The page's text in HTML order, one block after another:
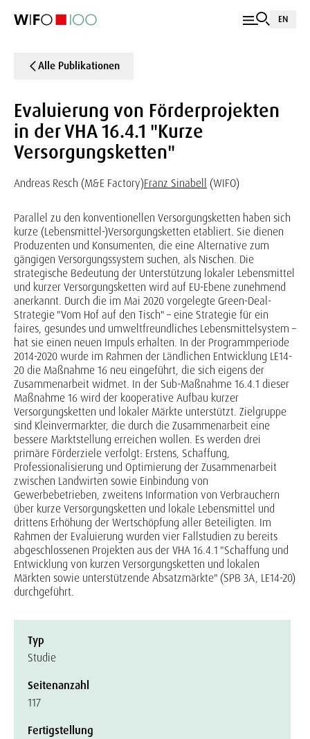
EN
Alle Publikationen
Evaluierung von Förderprojekten
in der VHA 16.4.1 "Kurze
Versorgungsketten"
Andreas Resch (M&E Factory)Franz Sinabell (WIFO)
Parallel zu den konventionellen Versorgungsketten haben sich
kurze (Lebensmittel-)Versorgungsketten etabliert. Sie dienen
Produzenten und Konsumenten, die eine Alternative zum
gängigen Versorgungssystem suchen, als Nischen. Die
strategische Bedeutung der Unterstützung lokaler Lebensmittel
und kurzer Versorgungsketten wird auf EU-Ebene zunehmend
anerkannt. Durch die im Mai 2020 vorgelegte Green-Deal-
Strategie "Vom Hof auf den Tisch" – eine Strategie für ein
faires, gesundes und umweltfreundliches Lebensmittelsystem –
hat sie einen neuen Impuls erhalten. In der Programmperiode
2014-2020 wurde im Rahmen der Ländlichen Entwicklung LE14-
20 die Maßnahme 16 neu eingeführt, die sich eigens der
Zusammenarbeit widmet. In der Sub-Maßnahme 16.4.1 dieser
Maßnahme 16 wird der kooperative Aufbau kurzer
Versorgungsketten und lokaler Märkte unterstützt. Zielgruppe
sind Kleinvermarkter, die durch die Zusammenarbeit eine
bessere Marktstellung erreichen wollen. Es werden drei
primäre Förderziele verfolgt: Erstens, Schaffung,
Professionalisierung und Optimierung der Zusammenarbeit
zwischen Landwirten sowie Einbindung von
Gewerbebetrieben, zweitens Information von Verbrauchern
über kurze Versorgungsketten und lokale Lebensmittel und
drittens Erhöhung der Wertschöpfung aller Beteiligten. Im
Rahmen der Evaluierung wurden vier Fallstudien zu bereits
abgeschlossenen Projekten aus der VHA 16.4.1 "Schaffung und
Entwicklung von kurzen Versorgungsketten und lokalen
Märkten sowie unterstützende Absatzmärkte" (SPB 3A, LE14-20)
durchgeführt.
Typ
Studie
Seitenanzahl
117
Fertigstellung